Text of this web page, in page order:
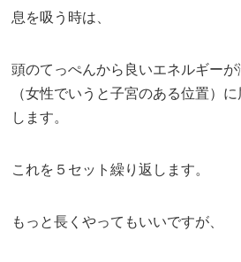
息を吸う時は、
頭のてっぺんから良いエネルギー
（女性でいうと子宮のある位置）
します。
これを５セット繰り返します。
もっと長くやってもいいですが、